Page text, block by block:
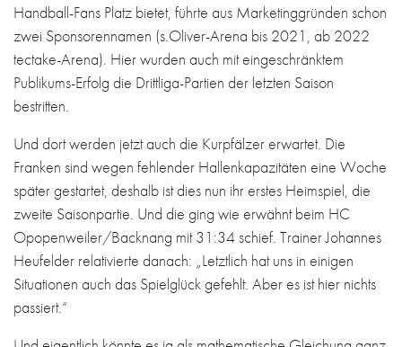
Handball-Fans Platz bietet, führte aus Marketinggründen schon
zwei Sponsorennamen (s.Oliver-Arena bis 2021, ab 2022
tectake-Arena). Hier wurden auch mit eingeschränktem
Publikums-Erfolg die Drittliga-Partien der letzten Saison
bestritten.
Und dort werden jetzt auch die Kurpfälzer erwartet. Die
Franken sind wegen fehlender Hallenkapazitäten eine Woche
später gestartet, deshalb ist dies nun ihr erstes Heimspiel, die
zweite Saisonpartie. Und die ging wie erwähnt beim HC
Opopenweiler/Backnang mit 31:34 schief. Trainer Johannes
Heufelder relativierte danach: „Letztlich hat uns in einigen
Situationen auch das Spielglück gefehlt. Aber es ist hier nichts
passiert.“